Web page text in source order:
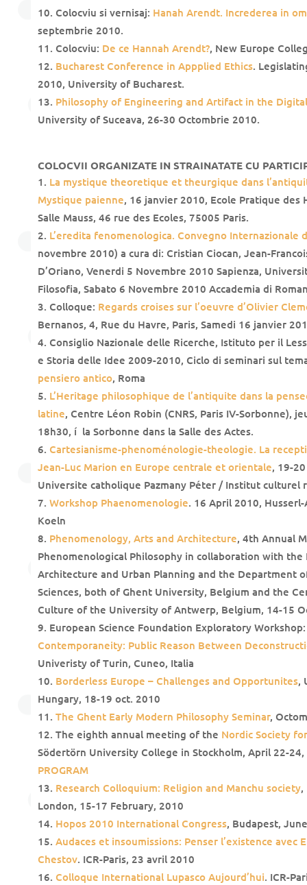
Colocviu si vernisaj: Hanah Arendt. Increderea in om
septembrie 2010.
Colocviu: De ce Hannah Arendt?, New Europe
Bucharest Conference in Appplied Ethics.
2010, University of Bucharest.
Philosophy of Engineering and Artifact in the
University of Suceava, 26-30 Octombrie 2010.
COLOCVII ORGANIZATE IN STRAINATATE CU
La mystique theoretique et theurgique dans
Mystique paienne, 16 janvier 2010, Ecole Pratique des
Salle Mauss, 46 rue des Ecoles, 75005 Paris.
L’eredita fenomenologica. Convegno Internazionale
novembre 2010) a cura di: Cristian Ciocan, Jean-
D’Oriano, Venerdi 5 Novembre 2010 Sapienza,
Filosofia, Sabato 6 Novembre 2010 Accademia di
Colloque: Regards croises sur l’oeuvre d’Olivier
Bernanos, 4, Rue du Havre, Paris, Samedi 16 janvier
Consiglio Nazionale delle Ricerche, Istituto per il
e Storia delle Idee 2009-2010, Ciclo di seminari sul
pensiero antico, Roma
L’Heritage philosophique de l’antiquite dans la
latine, Centre Léon Robin (CNRS, Paris IV-Sorbonne),
18h30, í la Sorbonne dans la Salle des Actes.
Cartesianisme-phenoménologie-theologie. La
Jean-Luc Marion en Europe centrale et orientale, 19-
Universite catholique Pazmany Péter / Institut culturel
Workshop Phaenomenologie. 16 April 2010,
Koeln
Phenomenology, Arts and Architecture, 4th Annual
Phenomenological Philosophy in collaboration with
Architecture and Urban Planning and the Department
Sciences, both of Ghent University, Belgium and the
Culture of the University of Antwerp, Belgium, 14-15
European Science Foundation Exploratory
Contemporaneity: Public Reason Between
Univeristy of Turin, Cuneo, Italia
Borderless Europe – Challenges and Opportunites,
Hungary, 18-19 oct. 2010
The Ghent Early Modern Philosophy Seminar,
The eighth annual meeting of the Nordic Society
Södertörn University College in Stockholm, April 22-
PROGRAM
Research Colloquium: Religion and Manchu society,
London, 15-17 February, 2010
Hopos 2010 International Congress, Budapest,
Audaces et insoumissions: Penser l’existence avec
Chestov. ICR-Paris, 23 avril 2010
Colloque International Lupasco Aujourd’hui. ICR-